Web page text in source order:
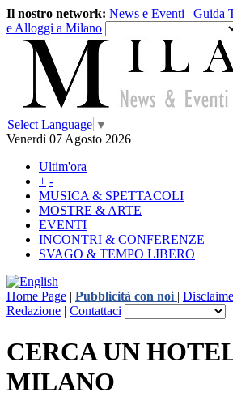
Il nostro network: News e Eventi | Guida
e Alloggi a Milano
Select Language ▼
Venerdì 07 Agosto 2026
Ultim'ora
+ -
MUSICA & SPETTACOLI
MOSTRE & ARTE
EVENTI
INCONTRI & CONFERENZE
SVAGO & TEMPO LIBERO
Home Page | Pubblicità con noi |
Redazione | Contattaci
CERCA UN
MILANO